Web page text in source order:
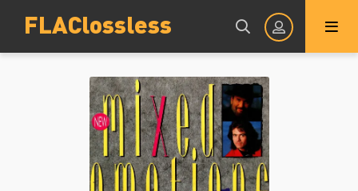
FLAClossless
Авторизация